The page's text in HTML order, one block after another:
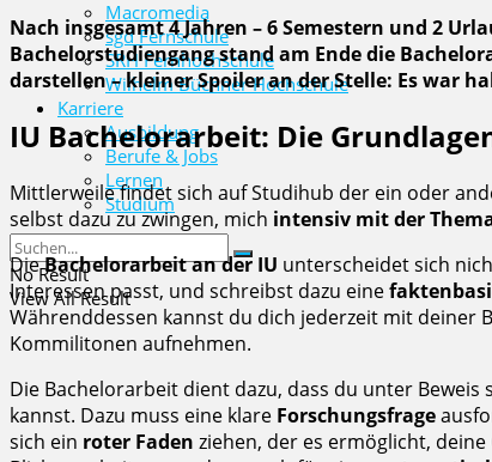
Macromedia
sgd Fernschule
SRH Fernhochschule
Wilhelm Büchner Hochschule
Karriere
Ausbildung
Berufe & Jobs
Lernen
Studium
No Result
View All Result
Nach insgesamt 4 Jahren – 6 Semestern und 2
Bachelorstudiengang stand am Ende die
darstellen – kleiner Spoiler an der Stelle: Es war
IU Bachelorarbeit: Die
Mittlerweile findet sich auf Studihub der ein oder
selbst dazu zu zwingen, mich intensiv mit der
DieBachelorarbeit an der IU unterscheidet sich
Interessen passt, und schreibst dazu eine
Währenddessen kannst du dich jederzeit mit deiner
Kommilitonen aufnehmen.
Die Bachelorarbeit dient dazu, dass du unter Beweis
kannst. Dazu muss eine klare Forschungsfrage
sich ein roter Faden ziehen, der es ermöglicht,